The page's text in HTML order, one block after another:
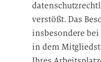
verstößt. Das
insbesondere
in dem